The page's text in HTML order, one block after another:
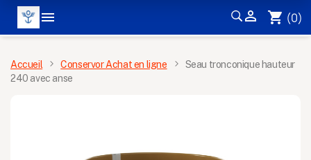
  shopping_cart (0)
MENU
Accueil Conservor Achat en ligne
Seau tronconique hauteur
240 avec anse